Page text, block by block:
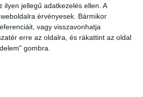
ilyen jellegű adatkezelés ellen. A
érvényesek. Bármikor
vagy visszavonhatja
erre az oldalra, és rákattint az oldal
gombra.
s bódító szer hatása
elment a közeli boltba, hogy
vásároljon.A Kékvillogó
kattintva éred el! A